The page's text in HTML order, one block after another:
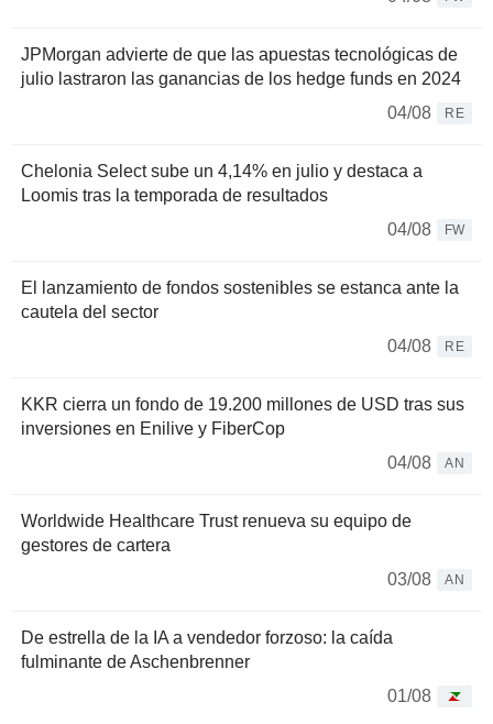
JPMorgan advierte de que las apuestas tecnológicas de
julio lastraron las ganancias de los hedge funds en 2024
04/08
RE
Chelonia Select sube un 4,14% en julio y destaca a
Loomis tras la temporada de resultados
04/08
FW
El lanzamiento de fondos sostenibles se estanca ante la
cautela del sector
04/08
RE
KKR cierra un fondo de 19.200 millones de USD tras sus
inversiones en Enilive y FiberCop
04/08
AN
Worldwide Healthcare Trust renueva su equipo de
gestores de cartera
03/08
AN
De estrella de la IA a vendedor forzoso: la caída
fulminante de Aschenbrenner
01/08